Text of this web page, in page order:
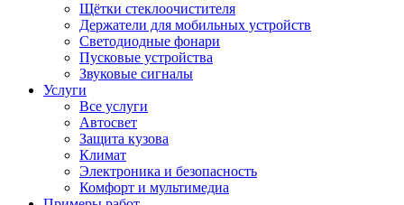
Щётки стеклоочистителя
Держатели для мобильных устройств
Светодиодные фонари
Пусковые устройства
Звуковые сигналы
Услуги
Все услуги
Автосвет
Защита кузова
Климат
Электроника и безопасность
Комфорт и мультимедиа